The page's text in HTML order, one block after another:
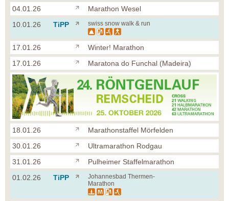
04.01.26
Marathon Wesel
10.01.26
TiPP swiss snow walk & run
17.01.26
Winter! Marathon
17.01.26
Maratona do Funchal (Madeira)
18.01.26
Marathonstaffel Mörfelden
30.01.26
Ultramarathon Rodgau
31.01.26
Pulheimer Staffelmarathon
01.02.26
TiPP
Johannesbad Thermen-
Marathon